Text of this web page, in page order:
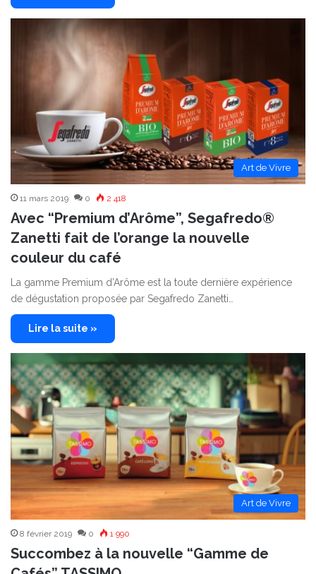
Art de Vivre
11 mars 2019 0 2 418
Avec “Premium d’Arôme”, Segafredo®
Zanetti fait de l’orange la nouvelle
couleur du café
La gamme Premium d’Arôme est la toute dernière expérience
de dégustation proposée par Segafredo Zanetti…
Lire la suite »
Art de Vivre
8 février 2019 0 1 990
Succombez à la nouvelle “Gamme de